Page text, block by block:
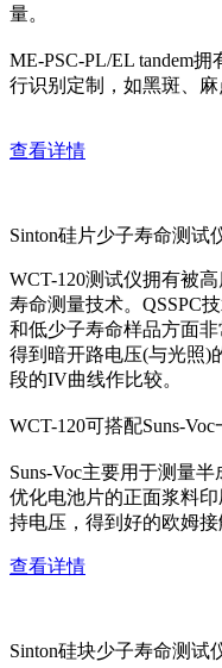
量。
ME-PSC-PL/EL tandem
行识别定制，如黑斑、麻
查看详情
Sinton硅片少子寿命测试
WCT-120测试仪拥有被
寿命测量技术。QSSPC
和低少子寿命样品方面
得到暗开路电压(与光照)
段的IV曲线作比较。
WCT-120可搭配Suns-Voc
Suns-Voc主要用于测量
优化电池片的正面浆料
持电压，得到好的欧姆接
查看详情
Sinton硅块少子寿命测试